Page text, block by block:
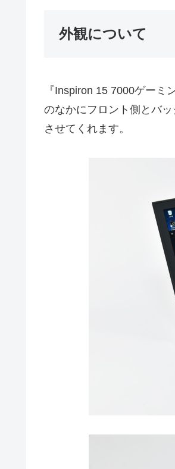
外観について
『Inspiron 15 7000ゲー
のなかにフロント側とバ
させてくれます。